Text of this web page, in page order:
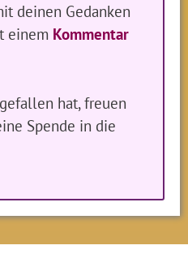
deinen Gedanken
einem Kommentar
hat, freuen
Spende in die